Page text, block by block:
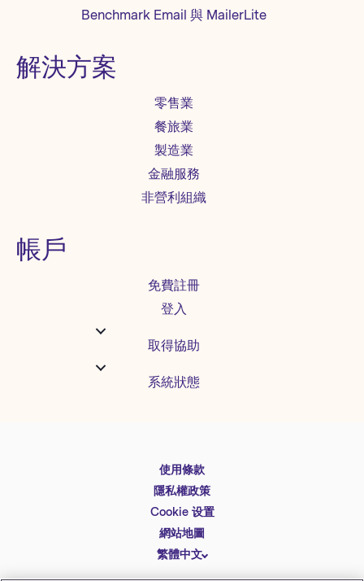
Benchmark Email 與 MailerLite
解決方案
零售業
餐旅業
製造業
金融服務
非營利組織
帳戶
免費註冊
登入
取得協助
系統狀態
使用條款
隱私權政策
Cookie 设置
網站地圖
繁體中文
English
Español
Deutsch
简体中文